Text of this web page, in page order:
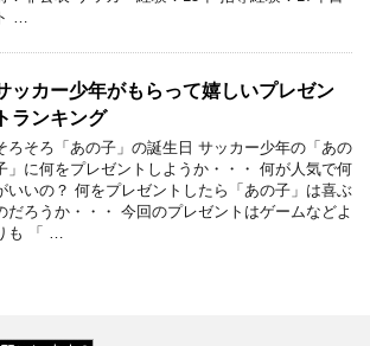
…
ッカー少年がもらって嬉しいプレゼン
トランキング
ろそろ「あの子」の誕生日 サッカー少年の「あの
」に何をプレゼントしようか・・・ 何が人気で何
いいの？ 何をプレゼントしたら「あの子」は喜ぶ
だろうか・・・ 今回のプレゼントはゲームなどよ
も 「 …